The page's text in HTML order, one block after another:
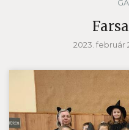
2023. február